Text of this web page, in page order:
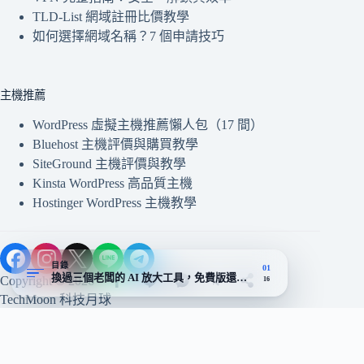
TLD-List 網域註冊比價教學
如何選擇網域名稱？7 個申請技巧
主機推薦
WordPress 虛擬主機推薦懶人包（17 間）
Bluehost 主機評價與購買教學
SiteGround 主機評價與教學
Kinsta WordPress 高品質主機
Hostinger WordPress 主機教學
Copyright © 2026 -
TechMoon 科技月球
目錄
換過三個老闆的 AI 放大工具，免費版還活著但細節要看清楚
01
16